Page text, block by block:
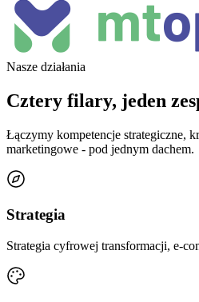
Nasze działania
Cztery filary, jeden
Łączymy kompetencje strategiczne,
marketingowe - pod jednym dachem.
Strategia
Strategia cyfrowej transformacji, e-